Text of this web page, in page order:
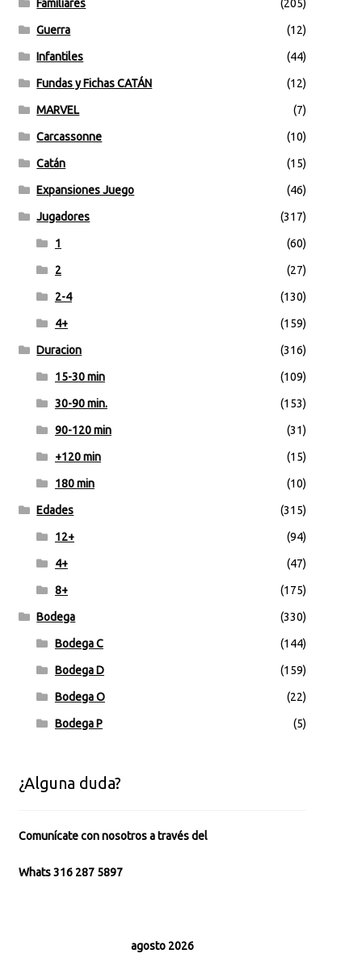
Familiares (205)
Guerra (12)
Infantiles (44)
Fundas y Fichas CATÁN (12)
MARVEL (7)
Carcassonne (10)
Catán (15)
Expansiones Juego (46)
Jugadores (317)
1 (60)
2 (27)
2-4 (130)
4+ (159)
Duracion (316)
15-30 min (109)
30-90 min. (153)
90-120 min (31)
+120 min (15)
180 min (10)
Edades (315)
12+ (94)
4+ (47)
8+ (175)
Bodega (330)
Bodega C (144)
Bodega D (159)
Bodega O (22)
Bodega P (5)
¿Alguna duda?
Comunícate con nosotros a través del
Whats 316 287 5897
agosto 2026